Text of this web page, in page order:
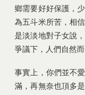
鄉需要好好保護，
為五斗米所苦，相
是淡淡地對子女說
爭議下，人們自然
事實上，你們並不
滿，再無奈也頂多